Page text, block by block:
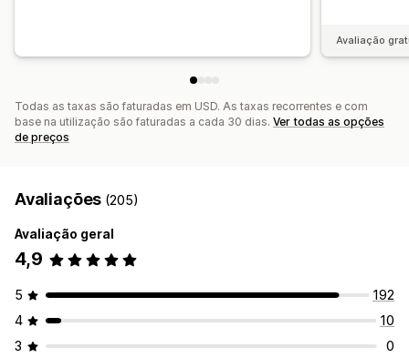
Avaliação
Todas as taxas são faturadas em USD. As taxas recorrentes e com
base na utilização são faturadas a cada 30 dias. Ver todas as opções
de preços
Avaliações (205)
Avaliação geral
4,9
5
192
4
10
3
0